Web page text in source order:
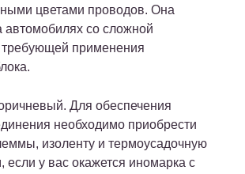
цветами проводов. Она
автомобилях со сложной
требующей применения
Для обеспечения
необходимо приобрести
изоленту и термоусадочную
если у вас окажется иномарка с